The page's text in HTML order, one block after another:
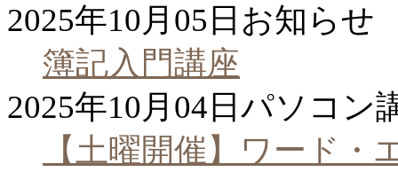
2025年10月05日 お知らせ
簿記入門講座
2025年10月04日 パソコン
【土曜開催】ワード・